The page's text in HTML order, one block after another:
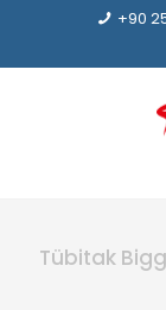
+90
Tübitak